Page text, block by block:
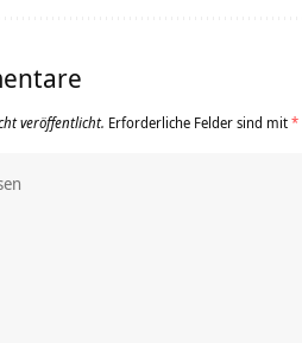
veröffentlicht. Erforderliche Felder sind mit*